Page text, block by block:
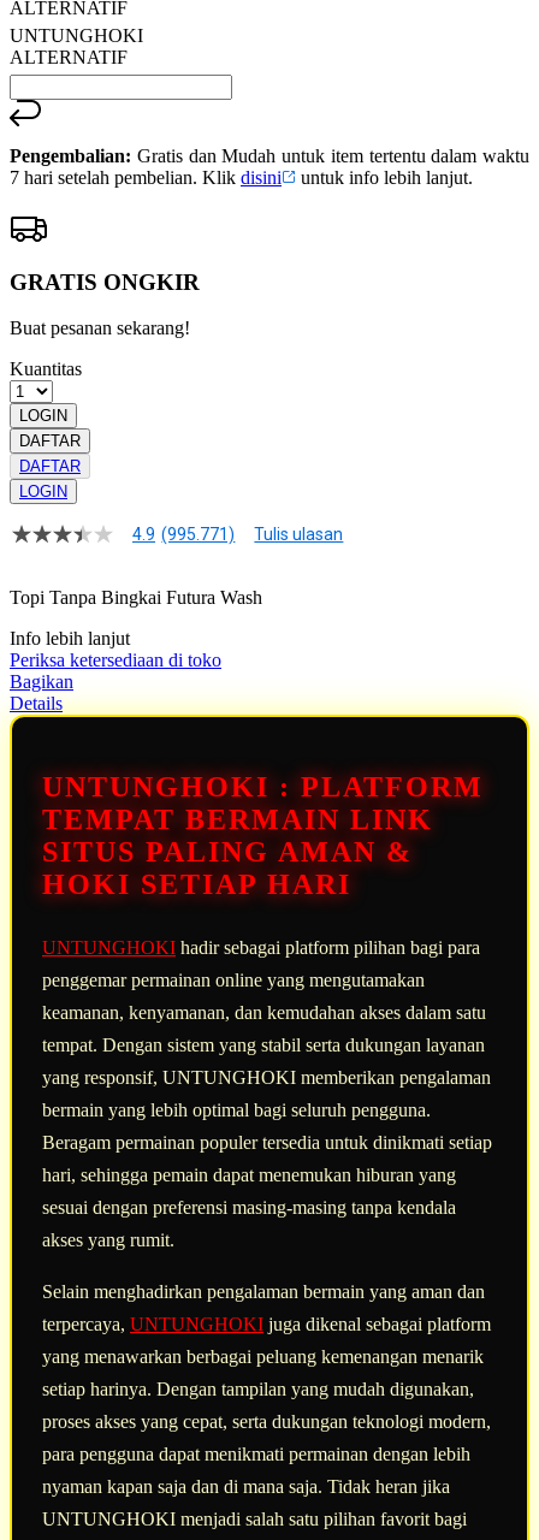
ALTERNATIF
UNTUNGHOKI
ALTERNATIF
Pengembalian: Gratis dan Mudah untuk item tertentu dalam waktu
7 hari setelah pembelian. Klik disini untuk info lebih lanjut.
GRATIS ONGKIR
Buat pesanan sekarang!
Kuantitas
LOGIN
DAFTAR
DAFTAR
LOGIN
4.9
bintang,
rating
rata-
rata.
Read
13
halaman
yang
sama.
4.9 (995.771) Tulis ulasan
Topi Tanpa Bingkai Futura Wash
Info lebih lanjut
Periksa ketersediaan di toko
Bagikan
Details
UNTUNGHOKI : PLATFORM
TEMPAT BERMAIN LINK
SITUS PALING AMAN &
HOKI SETIAP HARI
UNTUNGHOKI hadir sebagai platform pilihan bagi para
penggemar permainan online yang mengutamakan
keamanan, kenyamanan, dan kemudahan akses dalam satu
tempat. Dengan sistem yang stabil serta dukungan layanan
yang responsif, UNTUNGHOKI memberikan pengalaman
bermain yang lebih optimal bagi seluruh pengguna.
Beragam permainan populer tersedia untuk dinikmati setiap
hari, sehingga pemain dapat menemukan hiburan yang
sesuai dengan preferensi masing-masing tanpa kendala
akses yang rumit.
Selain menghadirkan pengalaman bermain yang aman dan
terpercaya, UNTUNGHOKI juga dikenal sebagai platform
yang menawarkan berbagai peluang kemenangan menarik
setiap harinya. Dengan tampilan yang mudah digunakan,
proses akses yang cepat, serta dukungan teknologi modern,
para pengguna dapat menikmati permainan dengan lebih
nyaman kapan saja dan di mana saja. Tidak heran jika
UNTUNGHOKI menjadi salah satu pilihan favorit bagi